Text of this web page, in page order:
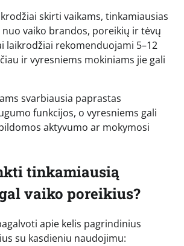
skirti vaikams, tinkamiausias
vaiko brandos, poreikių ir tėvų
laikrodžiai rekomenduojami 5–12
ir vyresniems mokiniams jie gali
svarbiausia paprastas
funkcijos, o vyresniems gali
aktyvumo ar mokymosi
tinkamiausią
vaiko poreikius?
apie kelis pagrindinius
su kasdieniu naudojimu: